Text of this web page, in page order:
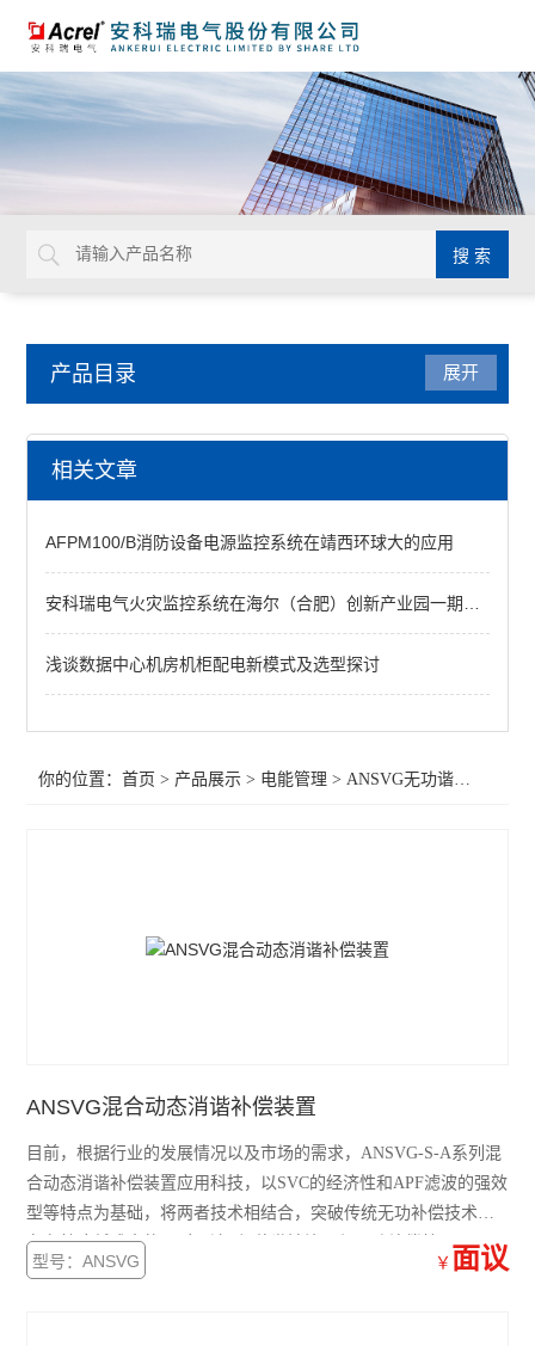
产品目录
电能管理
DDS/DTS/ADL系列电能计量表
导轨式安装电能表
三相预付费电能表
三相电能计量表
ADL400/F导轨式三相四线智能分时计量表
预付费电能表
峰谷时段电能表
展开
相关文章
AFPM100/B消防设备电源监控系统在靖西环球大的应用
安科瑞电气火灾监控系统在海尔（合肥）创新产业园一期厂房改扩建项目的应用
浅谈数据中心机房机柜配电新模式及选型探讨
你的位置：首页 > 产品展示 > 电能管理 >ANSVG无功谐波混合补偿装置
ANSVG混合动态消谐补偿装置
目前，根据行业的发展情况以及市场的需求，ANSVG-S-A系列混
合动态消谐补偿装置应用科技，以SVC的经济性和APF滤波的强效
型等特点为基础，将两者技术相结合，突破传统无功补偿技术，
在有效降低成本的同时，达到Z佳谐波治理与无功补偿效果
型号：ANSVG ￥ 面议